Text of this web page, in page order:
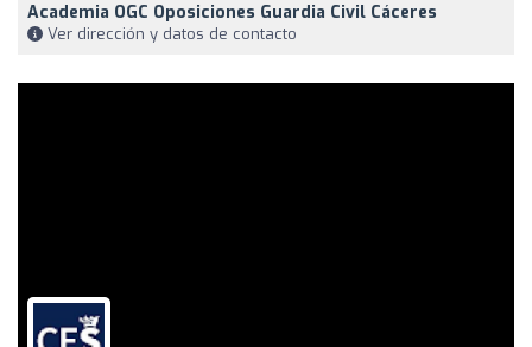
Academia OGC Oposiciones Guardia Civil Cáceres
Ver dirección y datos de contacto